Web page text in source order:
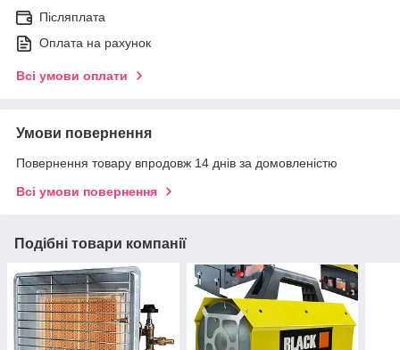
Післяплата
Оплата на рахунок
Всі умови оплати
Умови повернення
Повернення товару впродовж 14 днів за домовленістю
Всі умови повернення
Подібні товари компанії